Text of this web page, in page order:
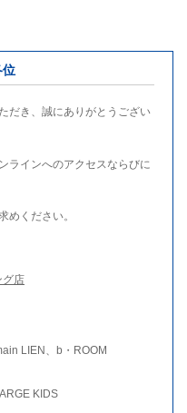
位
だき、誠にありがとうござい
ラインへのアクセスならびに
めください。
グ店
LIEN、b・ROOM
KIDS